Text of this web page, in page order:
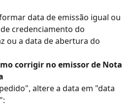
data de emissão igual ou
credenciamento do
ou a data de abertura do
corrigir no emissor de Nota
altere a data em "data